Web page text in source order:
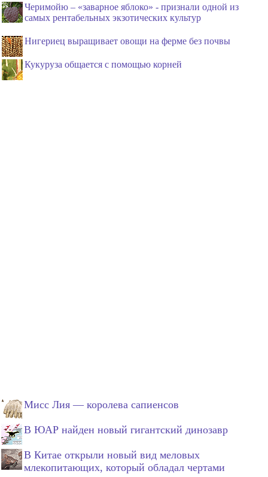
Черимойю – «заварное яблоко» - признали одной из
самых рентабельных экзотических культур
Нигериец выращивает овощи на ферме без почвы
Кукуруза общается с помощью корней
Мисс Лия — королева сапиенсов
В ЮАР найден новый гигантский динозавр
В Китае открыли новый вид меловых
млекопитающих, который обладал чертами